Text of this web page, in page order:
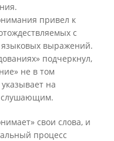
привел к
с
выражений.
подчеркнул,
не в том
на
слушающим.
свои слова, и
процесс